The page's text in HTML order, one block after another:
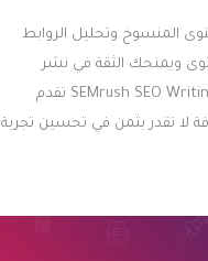
المنسوخ وتحليل الروابط
ويمنحك الثقة في نشر
محتوى حصري. على الرغم من أن SEMrush SEO Writing Assistant تقدم
إلا أنها تبقى إضافة لا تقدر بثمن في تحسين تجربة